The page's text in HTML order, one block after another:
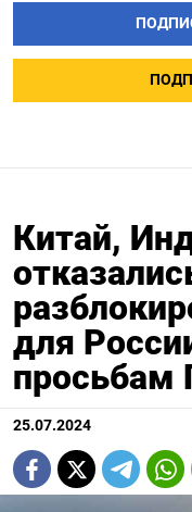
Китай,
для
просьбам
25.07.2024